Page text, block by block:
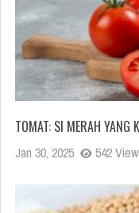
TOMAT: SI MERAH YANG
Jan 30, 2025 542